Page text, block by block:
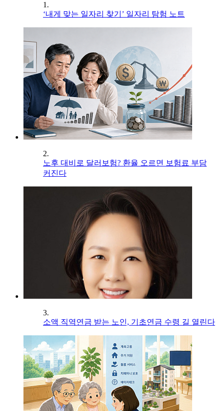
1.
‘내게 맞는 일자리 찾기’ 일자리 탐험 노트
2.
노후 대비로 달러보험? 환율 오르면 보험료 부담
커진다
3.
소액 직역연금 받는 노인, 기초연금 수령 길 열린다